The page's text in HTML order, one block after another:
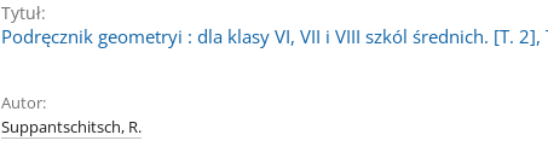
Tytuł:
Podręcznik geometryi : dla klasy VI, VII i VIII szkól średnich. [T.
Autor:
Suppantschitsch, R.